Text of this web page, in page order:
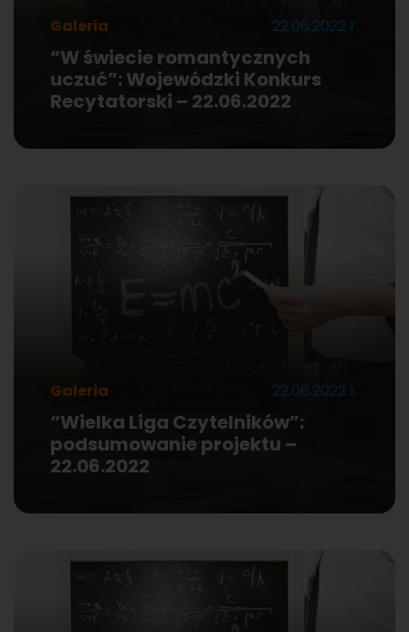
Galeria 22.06.2022 r.
“W świecie romantycznych
uczuć”: Wojewódzki Konkurs
Recytatorski – 22.06.2022
Galeria 22.06.2022 r.
“Wielka Liga Czytelników”:
podsumowanie projektu –
22.06.2022